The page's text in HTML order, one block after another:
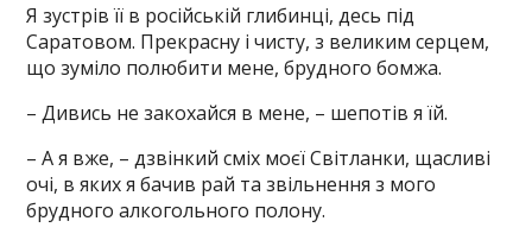
Я зустрів її в російській глибинці, десь під
Саратовом. Прекрасну і чисту, з великим серцем,
що зуміло полюбити мене, брудного бомжа.
– Дивись не закохайся в мене, – шепотів я їй.
– А я вже, – дзвінкий сміх моєї Світланки, щасливі
очі, в яких я бачив рай та звільнення з мого
брудного алкогольного полону.